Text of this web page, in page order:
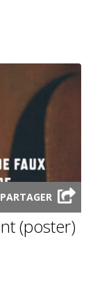
PARTAGER
(poster)